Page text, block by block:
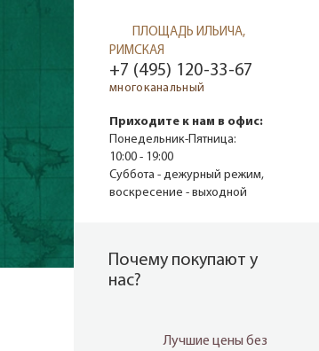
ПЛОЩАДЬ ИЛЬИЧА,
РИМСКАЯ
+7 (495) 120-33-67
многоканальный
Приходите к нам в офис:
Понедельник-Пятница:
10:00 - 19:00
Суббота - дежурный режим,
воскресение - выходной
Почему покупают у
нас?
Лучшие цены без